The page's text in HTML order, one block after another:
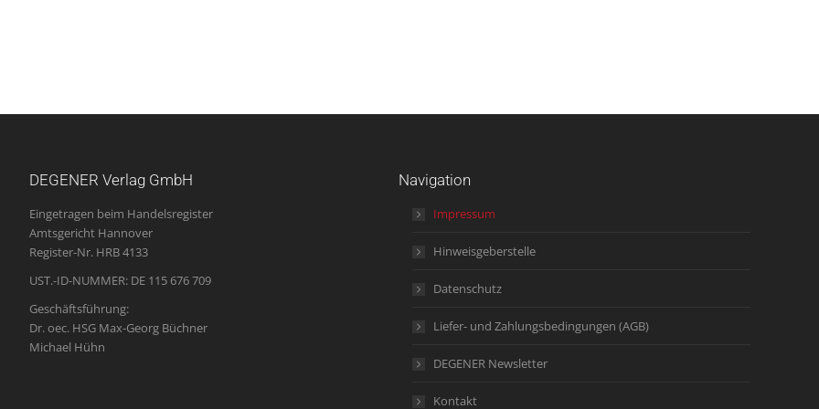
DEGENER Verlag GmbH
Eingetragen beim Handelsregister
Amtsgericht Hannover
Register-Nr. HRB 4133
UST.-ID-NUMMER: DE 115 676 709
Geschäftsführung:
Dr. oec. HSG Max-Georg Büchner
Michael Hühn
Navigation
Impressum
Hinweisgeberstelle
Datenschutz
Liefer- und Zahlungsbedingungen (AGB)
DEGENER Newsletter
Kontakt